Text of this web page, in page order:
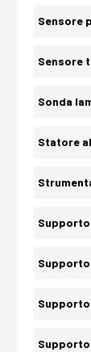
Sensore
Sensore
Sonda
Statore
Supporto